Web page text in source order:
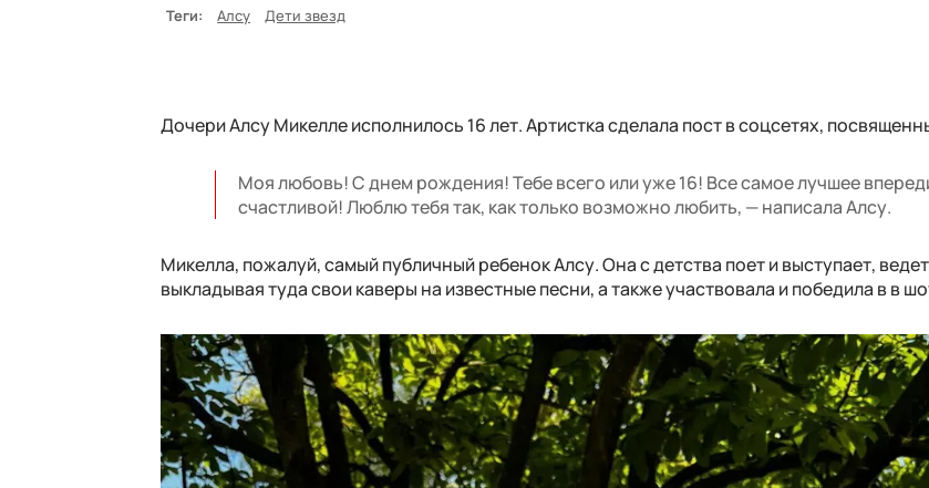
Теги:
Алсу Дети звезд
Дочери Алсу Микелле исполнилось 16 лет. Артистка сделала пост в соцсетях,
Моя любовь! С днем рождения! Тебе всего или уже 16! Все самое лучшее
счастливой! Люблю тебя так, как только возможно любить, — написала Алсу.
Микелла, пожалуй, самый публичный ребенок Алсу. Она с детства поет и выступает,
выкладывая туда свои каверы на известные песни, а также участвовала и победила в в